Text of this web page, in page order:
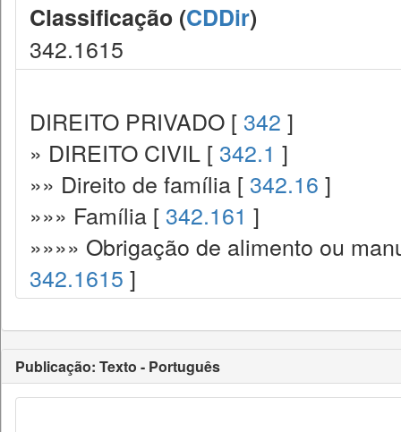
Classificação (CDDir)
342.1615
DIREITO PRIVADO [ 342 ]
» DIREITO CIVIL [ 342.1 ]
»» Direito de família [ 342.16 ]
»»» Família [ 342.161 ]
»»»» Obrigação de alimento ou
342.1615 ]
Publicação: Texto - Português